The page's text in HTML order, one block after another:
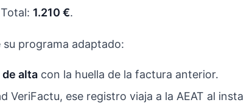
1.210 €.
programa adaptado:
alta con la huella de la factura anterior.
VeriFactu, ese registro viaja a la AEAT al